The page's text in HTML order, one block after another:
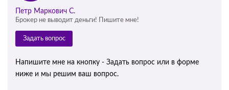
Петр Маркович С.
Брокер не выводит деньги! Пишите мне!
Задать вопрос
Напишите мне на кнопку - Задать вопрос или в форме
ниже и мы решим ваш вопрос.